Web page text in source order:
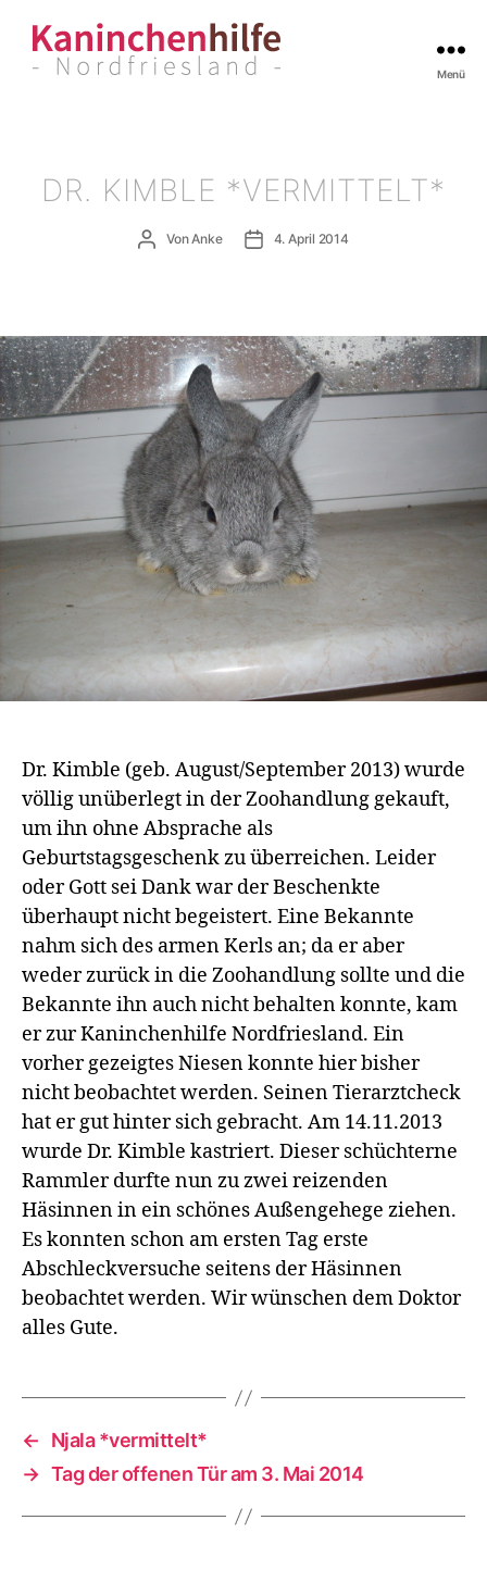
Menü
DR. KIMBLE *VERMITTELT*
Beitragsautor
VonAnke Veröffentlichungsdatum
4. April 2014
Dr. Kimble (geb. August/September 2013) wurde
völlig unüberlegt in der Zoohandlung gekauft,
um ihn ohne Absprache als
Geburtstagsgeschenk zu überreichen. Leider
oder Gott sei Dank war der Beschenkte
überhaupt nicht begeistert. Eine Bekannte
nahm sich des armen Kerls an; da er aber
weder zurück in die Zoohandlung sollte und die
Bekannte ihn auch nicht behalten konnte, kam
er zur Kaninchenhilfe Nordfriesland. Ein
vorher gezeigtes Niesen konnte hier bisher
nicht beobachtet werden. Seinen Tierarztcheck
hat er gut hinter sich gebracht. Am 14.11.2013
wurde Dr. Kimble kastriert. Dieser schüchterne
Rammler durfte nun zu zwei reizenden
Häsinnen in ein schönes Außengehege ziehen.
Es konnten schon am ersten Tag erste
Abschleckversuche seitens der Häsinnen
beobachtet werden. Wir wünschen dem Doktor
alles Gute.
←
Njala *vermittelt*
→ Tag der offenen Tür am 3. Mai 2014